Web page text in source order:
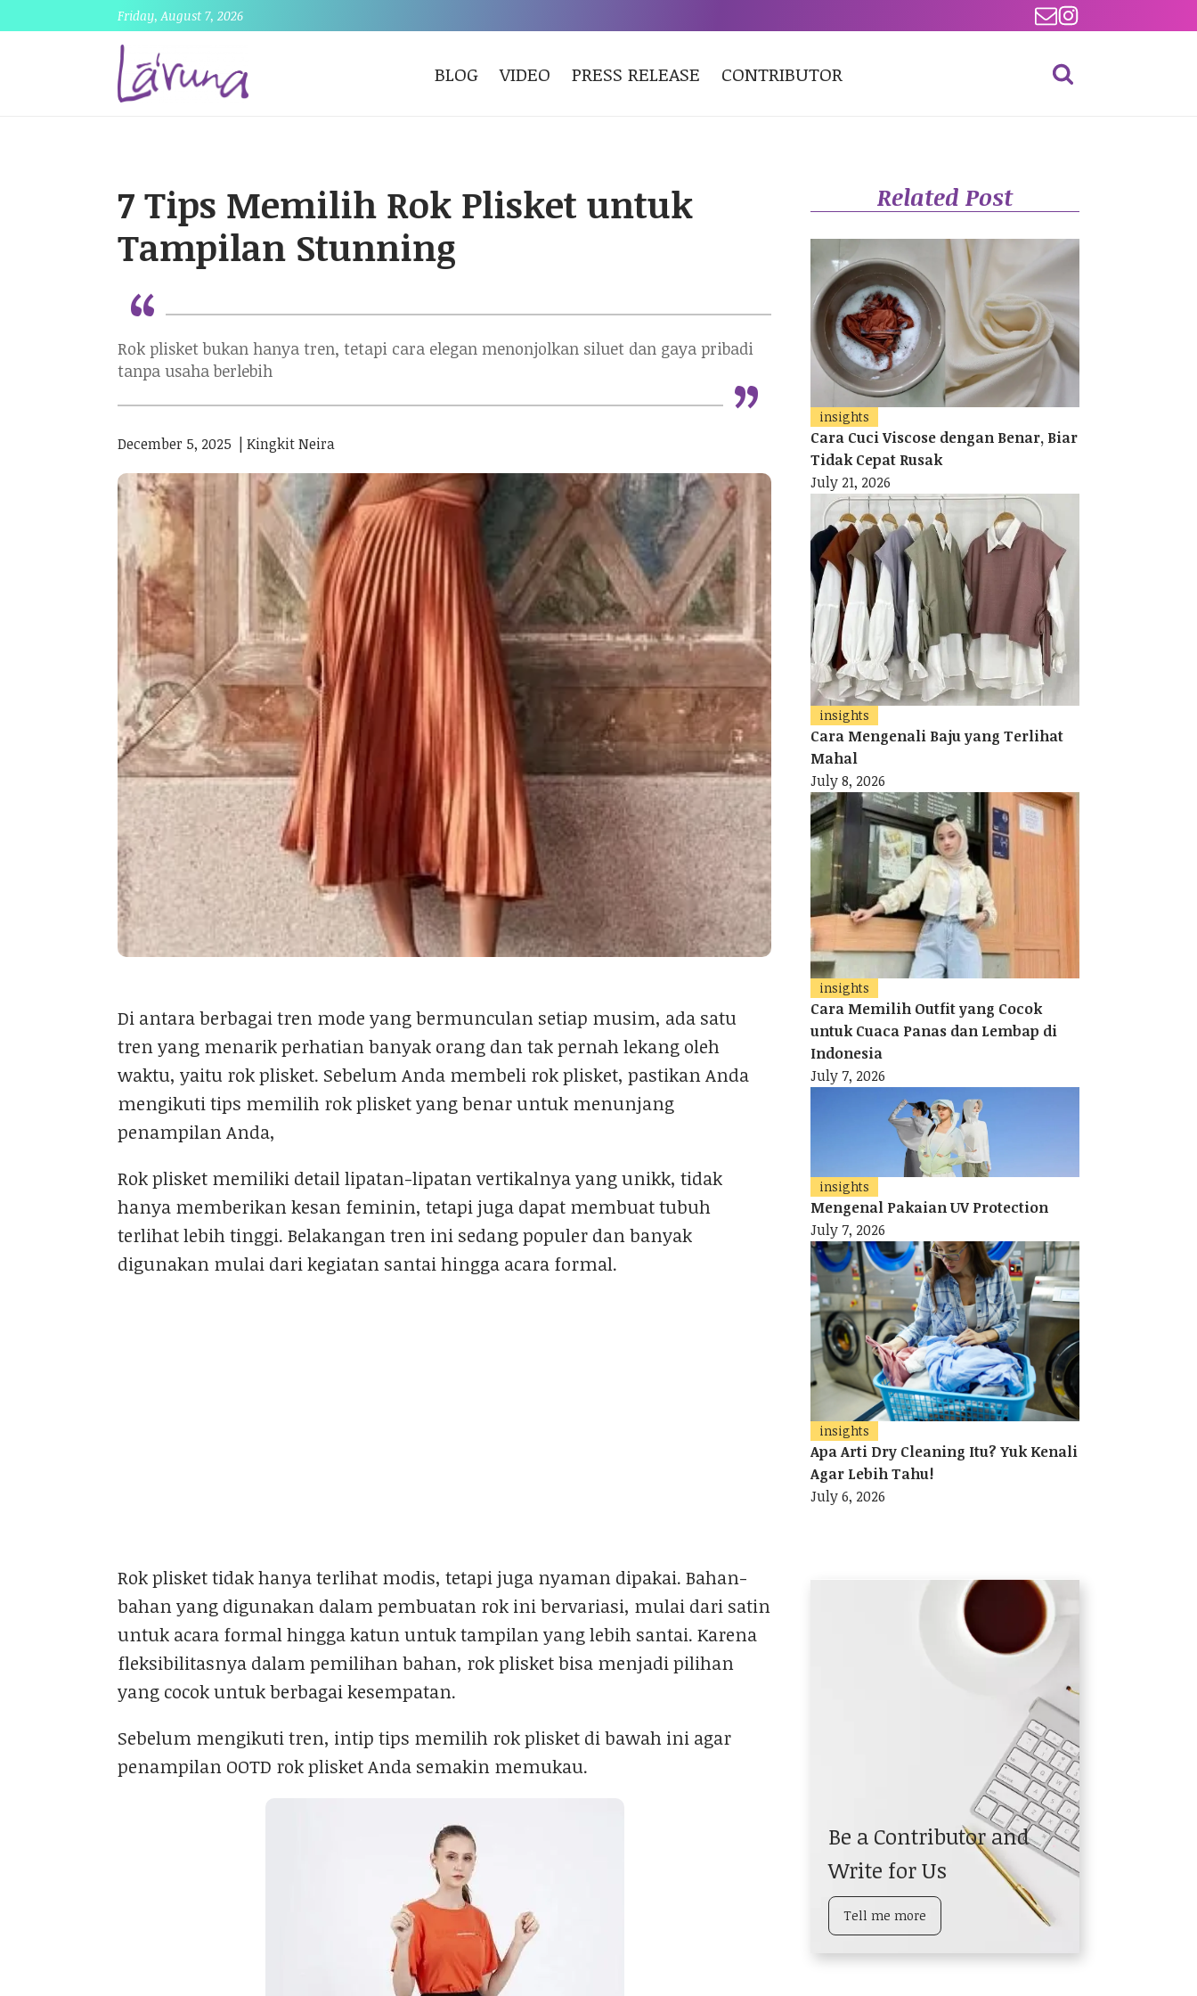
Friday, August 7, 2026
BLOG VIDEO PRESS RELEASE CONTRIBUTOR
7 Tips Memilih Rok Plisket untuk
Tampilan Stunning
“
Rok plisket bukan hanya tren, tetapi cara elegan menonjolkan siluet dan gaya pribadi
tanpa usaha berlebih
“
December 5, 2025 Kingkit Neira
Di antara berbagai tren mode yang bermunculan setiap musim, ada satu
tren yang menarik perhatian banyak orang dan tak pernah lekang oleh
waktu, yaitu rok plisket. Sebelum Anda membeli rok plisket, pastikan Anda
mengikuti tips memilih rok plisket yang benar untuk menunjang
penampilan Anda,
Rok plisket memiliki detail lipatan-lipatan vertikalnya yang unikk, tidak
hanya memberikan kesan feminin, tetapi juga dapat membuat tubuh
terlihat lebih tinggi. Belakangan tren ini sedang populer dan banyak
digunakan mulai dari kegiatan santai hingga acara formal.
Rok plisket tidak hanya terlihat modis, tetapi juga nyaman dipakai. Bahan-
bahan yang digunakan dalam pembuatan rok ini bervariasi, mulai dari satin
untuk acara formal hingga katun untuk tampilan yang lebih santai. Karena
fleksibilitasnya dalam pemilihan bahan, rok plisket bisa menjadi pilihan
yang cocok untuk berbagai kesempatan.
Sebelum mengikuti tren, intip tips memilih rok plisket di bawah ini agar
penampilan OOTD rok plisket Anda semakin memukau.
Related Post
insights
Cara Cuci Viscose dengan Benar, Biar
Tidak Cepat Rusak
July 21, 2026
insights
Cara Mengenali Baju yang Terlihat
Mahal
July 8, 2026
insights
Cara Memilih Outfit yang Cocok
untuk Cuaca Panas dan Lembap di
Indonesia
July 7, 2026
insights
Mengenal Pakaian UV Protection
July 7, 2026
insights
Apa Arti Dry Cleaning Itu? Yuk Kenali
Agar Lebih Tahu!
July 6, 2026
Be a Contributor and
Write for Us
Tell me more